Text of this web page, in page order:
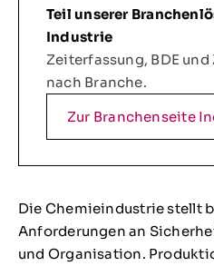
Teil unserer
Industrie
Zeiterfassung, BDE
nach Branche.
Zur Branchenseite
Die Chemieindustrie stellt
Anforderungen an
und Organisation.